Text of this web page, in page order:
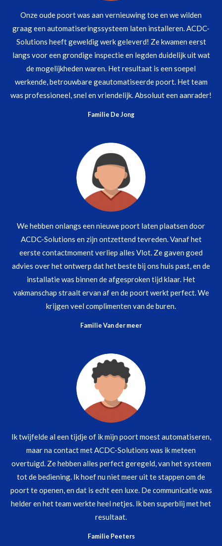
Onze oude poort was aan vernieuwing toe en we wilden
graag een automatiseringssysteem laten installeren. ACDC-
Solutions heeft geweldig werk geleverd! Ze kwamen eerst
langs voor een grondige inspectie en legden duidelijk uit wat
de mogelijkheden waren. Het resultaat is een soepel
werkende, betrouwbare geautomatiseerde poort. Het team
was professioneel, snel en vriendelijk. Absoluut een aanrader!
Familie De Jong
We hebben onlangs een nieuwe poort laten plaatsen door
ACDC-Solutions en zijn ontzettend tevreden. Vanaf het
eerste contactmoment verliep alles Vlot. Ze gaven goed
advies over het ontwerp dat het beste bij ons huis past, en de
installatie was binnen de afgesproken tijd klaar. Het
vakmanschap straalt ervan af en de poort werkt perfect. We
krijgen veel complimenten van de buren.
Familie Van der meer
Ik twijfelde al een tijdje of ik mijn poort moest automatiseren,
maar na contact met ACDC-Solutions was ik meteen
overtuigd. Ze hebben alles perfect geregeld, van het systeem
tot de bediening. Ik hoef nu niet meer uit te stappen om de
poort te openen, en dat is echt een luxe. De communicatie was
helder en het team werkte heel netjes. Ik ben superblij met het
resultaat.
Familie Peeters